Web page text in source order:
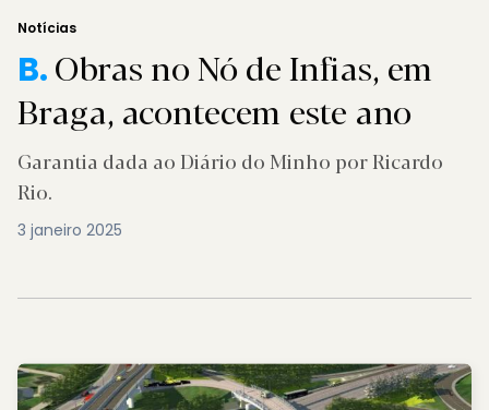
Notícias
B.Obras no Nó de Infias, em
Braga, acontecem este ano
Garantia dada ao Diário do Minho por Ricardo
Rio.
3 janeiro 2025